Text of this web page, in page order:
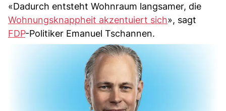
«Dadurch entsteht Wohnraum langsamer, die
Wohnungsknappheit akzentuiert sich», sagt
FDP-Politiker Emanuel Tschannen.